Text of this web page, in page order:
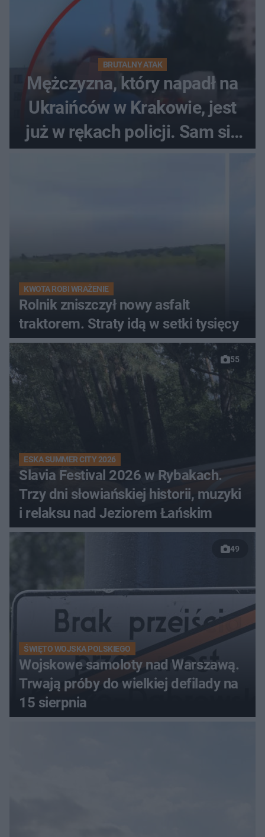
BRUTALNY ATAK
Mężczyzna, który napadł na
Ukraińców w Krakowie, jest
już w rękach policji. Sam się
zgłosił
KWOTA ROBI WRAŻENIE
Rolnik zniszczył nowy asfalt
traktorem. Straty idą w setki tysięcy
55
ESKA SUMMER CITY 2026
Slavia Festival 2026 w Rybakach.
Trzy dni słowiańskiej historii, muzyki
i relaksu nad Jeziorem Łańskim
49
ŚWIĘTO WOJSKA POLSKIEGO
Wojskowe samoloty nad Warszawą.
Trwają próby do wielkiej defilady na
15 sierpnia